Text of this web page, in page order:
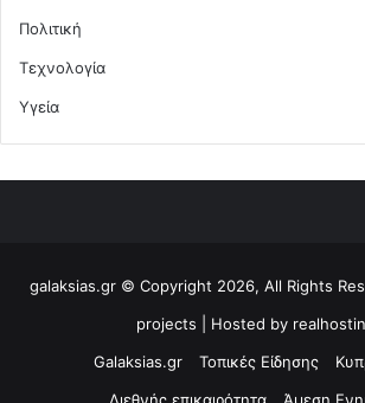
Πολιτική
Τεχνολογία
Υγεία
galaksias.gr © Copyright 2026, All Rights
projects | Hosted by
Galaksias.gr
Τοπικές Είδησης